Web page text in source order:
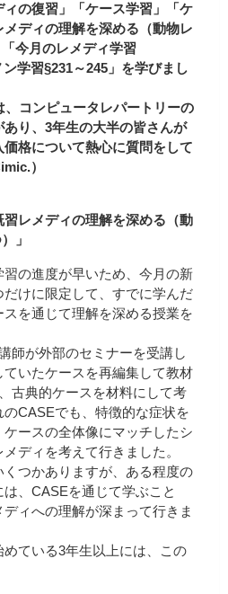
の復習」「ケース学習」「ケ
ディの理解を深める（動物レ
今月のレメディ学習
学習§231～245」を学びまし
、コンピュータレパートリーの
り、3年生の大半の皆さんが
格について熱心に質問をして
）
習レメディの理解を深める（動
」
の進度が早いため、今月の新
けに限定して、すでに学んだ
を通じて理解を深める授業を
師が外部のセミナーを受講し
いたケースを再編集して教材
古典的ケースを材料にして考
CASEでも、特徴的な症状を
ースの全体像にマッチしたシ
ディを考えて行きました。
つかありますが、ある程度の
、CASEを通じて学ぶこと
ィへの理解が深まって行きま
ている3年生以上には、この